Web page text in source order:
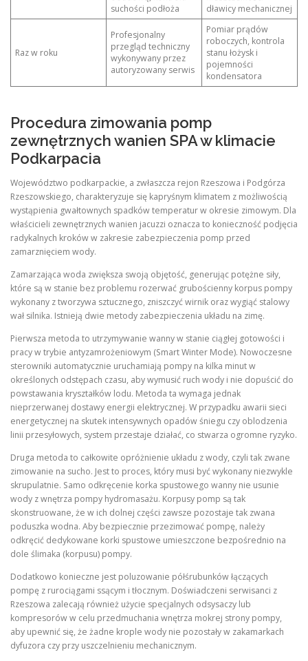
suchości podłoża
dławicy mechanicznej
Raz w roku
Profesjonalny
przegląd techniczny
wykonywany przez
autoryzowany serwis
Pomiar prądów
roboczych, kontrola
stanu łożysk i
pojemności
kondensatora
Procedura zimowania pomp
zewnętrznych wanien SPA w klimacie
Podkarpacia
Województwo podkarpackie, a zwłaszcza rejon Rzeszowa i Podgórza
Rzeszowskiego, charakteryzuje się kapryśnym klimatem z możliwością
wystąpienia gwałtownych spadków temperatur w okresie zimowym. Dla
właścicieli zewnętrznych wanien jacuzzi oznacza to konieczność podjęcia
radykalnych kroków w zakresie zabezpieczenia pomp przed
zamarznięciem wody.
Zamarzająca woda zwiększa swoją objętość, generując potężne siły,
które są w stanie bez problemu rozerwać grubościenny korpus pompy
wykonany z tworzywa sztucznego, zniszczyć wirnik oraz wygiąć stalowy
wał silnika. Istnieją dwie metody zabezpieczenia układu na zimę.
Pierwsza metoda to utrzymywanie wanny w stanie ciągłej gotowości i
pracy w trybie antyzamrożeniowym (Smart Winter Mode). Nowoczesne
sterowniki automatycznie uruchamiają pompy na kilka minut w
określonych odstępach czasu, aby wymusić ruch wody i nie dopuścić do
powstawania kryształków lodu. Metoda ta wymaga jednak
nieprzerwanej dostawy energii elektrycznej. W przypadku awarii sieci
energetycznej na skutek intensywnych opadów śniegu czy oblodzenia
linii przesyłowych, system przestaje działać, co stwarza ogromne ryzyko.
Druga metoda to całkowite opróżnienie układu z wody, czyli tak zwane
zimowanie na sucho. Jest to proces, który musi być wykonany niezwykle
skrupulatnie. Samo odkręcenie korka spustowego wanny nie usunie
wody z wnętrza pompy hydromasażu. Korpusy pomp są tak
skonstruowane, że w ich dolnej części zawsze pozostaje tak zwana
poduszka wodna. Aby bezpiecznie przezimować pompę, należy
odkręcić dedykowane korki spustowe umieszczone bezpośrednio na
dole ślimaka (korpusu) pompy.
Dodatkowo konieczne jest poluzowanie półśrubunków łączących
pompę z rurociągami ssącym i tłocznym. Doświadczeni serwisanci z
Rzeszowa zalecają również użycie specjalnych odsysaczy lub
kompresorów w celu przedmuchania wnętrza mokrej strony pompy,
aby upewnić się, że żadne krople wody nie pozostały w zakamarkach
dyfuzora czy przy uszczelnieniu mechanicznym.